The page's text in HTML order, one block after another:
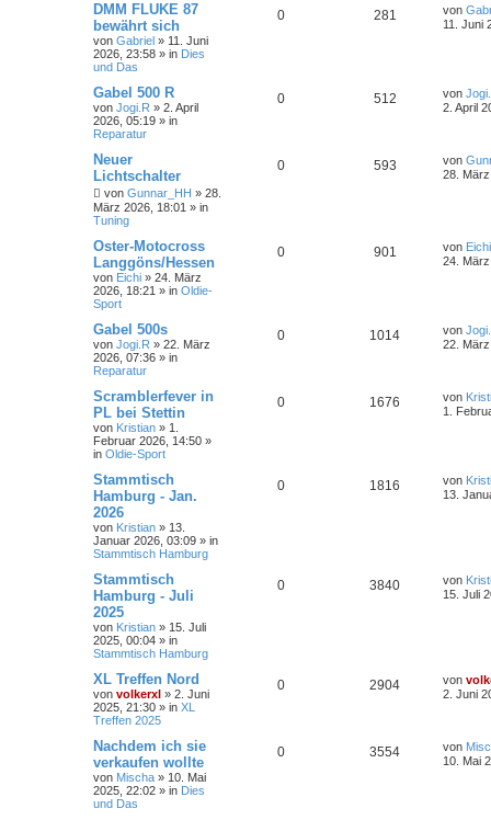
DMM FLUKE 87
bewährt sich
von Gabriel » 11. Juni
2026, 23:58 » in Dies
und Das
0 281 von
11. Juni
Gabel 500 R
von Jogi.R » 2. April
2026, 05:19 » in
Reparatur
0 512 von
2. April
Neuer
Lichtschalter
von Gunnar_HH » 28.
März 2026, 18:01 » in
Tuning
0 593 von
28.
Oster-Motocross
Langgöns/Hessen
von Eichi » 24. März
2026, 18:21 » in Oldie-
Sport
0 901 von Eichi
24.
Gabel 500s
von Jogi.R » 22. März
2026, 07:36 » in
Reparatur
0 1014 von
22.
Scramblerfever in
PL bei Stettin
von Kristian » 1.
Februar 2026, 14:50 »
in Oldie-Sport
0 1676 von
1.
Stammtisch
Hamburg - Jan.
2026
von Kristian » 13.
Januar 2026, 03:09 » in
Stammtisch Hamburg
0 1816 von
13.
Stammtisch
Hamburg - Juli
2025
von Kristian » 15. Juli
2025, 00:04 » in
Stammtisch Hamburg
0 3840 von
15. Juli
XL Treffen Nord
von volkerxl » 2. Juni
2025, 21:30 » in XL
Treffen 2025
0 2904 von
2. Juni
Nachdem ich sie
verkaufen wollte
von Mischa » 10. Mai
2025, 22:02 » in Dies
und Das
0 3554 von
10. Mai